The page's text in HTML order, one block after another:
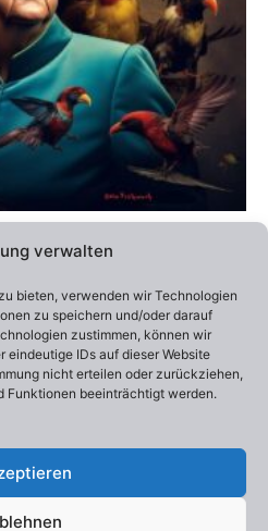
verwalten
bieten, verwenden wir Technologien
zu speichern und/oder darauf
zustimmen, können wir
eindeutige IDs auf dieser Website
nicht erteilen oder zurückziehen,
Funktionen beeinträchtigt werden.
100
One“
€–550,00€
wählen
auf
der
Produktseite
gewählt
werden